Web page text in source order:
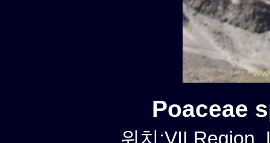
Poaceae
위치:VII Region,